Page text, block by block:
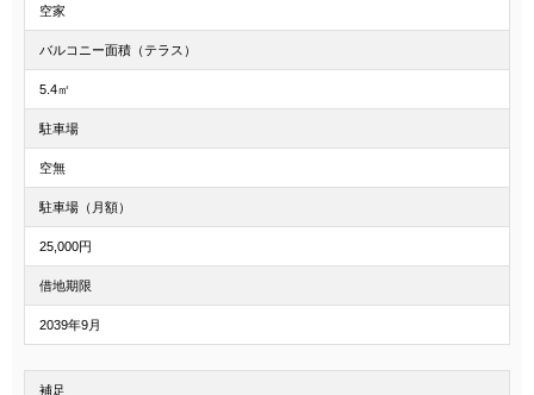
空家
バルコニー面積（テラス）
5.4㎡
駐車場
空無
駐車場（月額）
25,000円
借地期限
2039年9月
補足